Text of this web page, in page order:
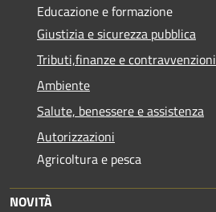
Educazione e formazione
Giustizia e sicurezza pubblica
Tributi,finanze e contravvenzioni
Ambiente
Salute, benessere e assistenza
Autorizzazioni
Agricoltura e pesca
NOVITÀ